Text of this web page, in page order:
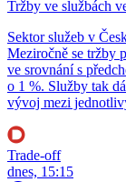
Tržby ve službách
Sektor služeb v
Meziročně se tržby
ve srovnání s
o 1 %. Služby tak
vývoj mezi
Trade-off
dnes, 15:15